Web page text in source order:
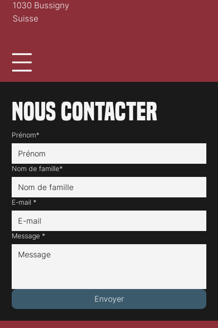
Nous contacter
Prénom*
Nom de famille*
E-mail *
Message *
Envoyer
1030 Bussigny
Suisse